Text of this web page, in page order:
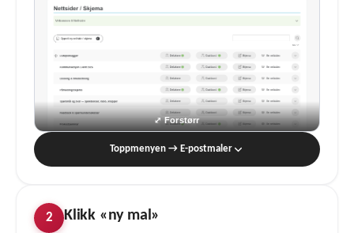
Toppmenyen → E-postmaler
2 Klikk «ny mal»